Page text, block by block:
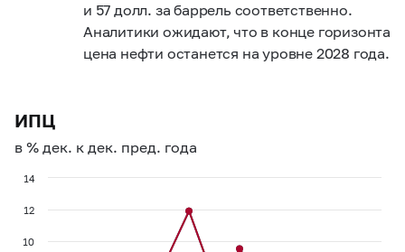
и 57 долл. за баррель соответственно.
Аналитики ожидают, что в конце горизонта
цена нефти останется на уровне 2028 года.
ИПЦ
в % дек. к дек. пред. года
10
12
14